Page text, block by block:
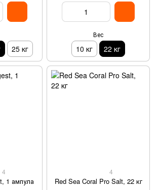
25 кг
Вес
10 кг 22 кг
4
1 ампула
4
Red Sea Coral Pro Salt, 22 кг